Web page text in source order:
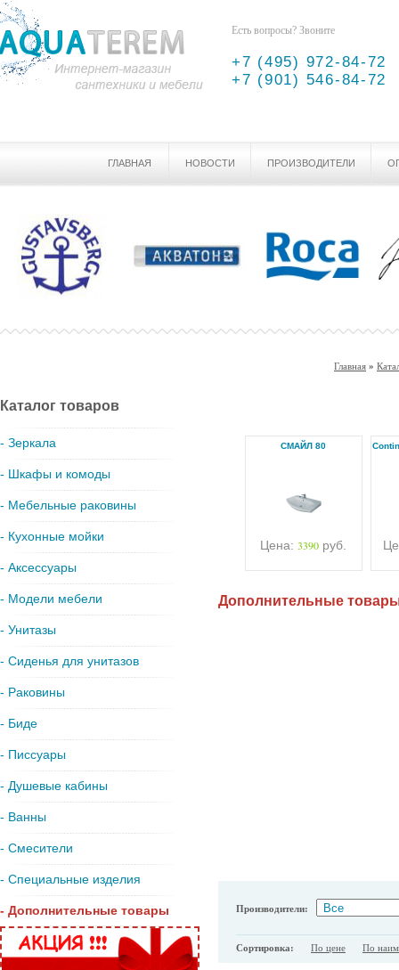
Есть вопросы? Звоните
+7 (495) 972-84-72
+7 (901) 546-84-72
ГЛАВНАЯ НОВОСТИ ПРОИЗВОДИТЕЛИ
Главная »
Каталог товаров
- Зеркала
- Шкафы и комоды
- Мебельные раковины
- Кухонные мойки
- Аксессуары
- Модели мебели
- Унитазы
- Сиденья для унитазов
- Раковины
- Биде
- Писсуары
- Душевые кабины
- Ванны
- Смесители
- Специальные изделия
- Дополнительные товары
СМАЙЛ 80
Цена: 3390 руб.
Дополнительные
Производители:
Сортировка: По цене По